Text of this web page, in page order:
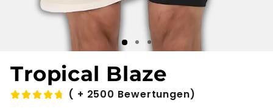
Tropical Blaze
( + 2500 Bewertungen)